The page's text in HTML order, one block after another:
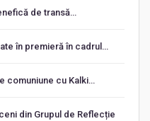
de transă…
în premieră în cadrul…
comuniune cu Kalki…
din Grupul de Reflecție